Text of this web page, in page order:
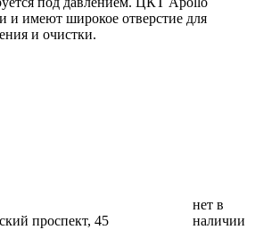
и имеют широкое отверстие для
и очистки.
проспект, 45
нет в
наличии